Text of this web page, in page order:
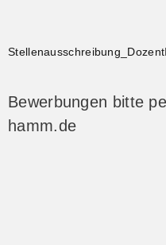
Bewerbungen bitte
hamm.de